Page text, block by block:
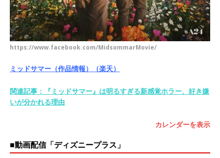
https://www.facebook.com/MidsommarMovie/
ミッドサマー（作品情報） （楽天）
関連記事：『ミッドサマー』は明るすぎる新感覚ホラー、好き嫌
いが分かれる理由
カレンダーを表示
■動画配信「ディズニープラス」